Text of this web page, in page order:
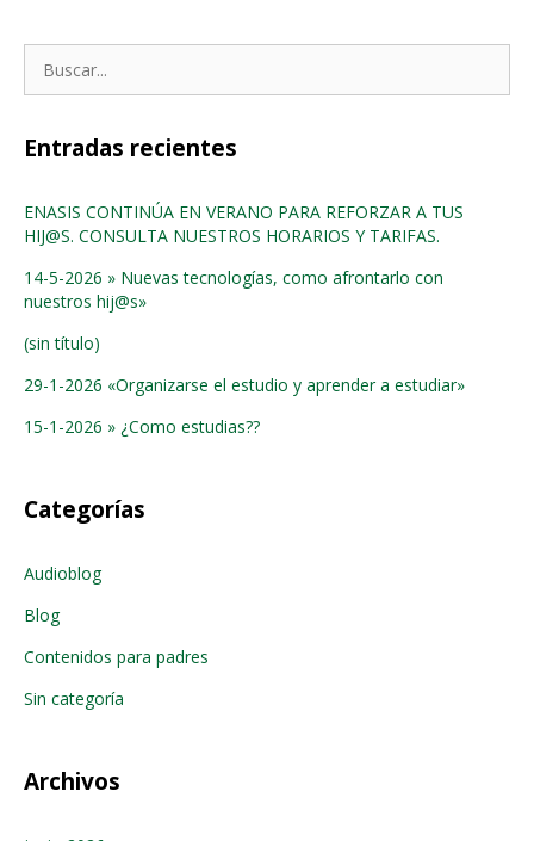
Entradas recientes
ENASIS CONTINÚA EN VERANO PARA REFORZAR A TUS
HIJ@S. CONSULTA NUESTROS HORARIOS Y TARIFAS.
14-5-2026 » Nuevas tecnologías, como afrontarlo con
nuestros hij@s»
(sin título)
29-1-2026 «Organizarse el estudio y aprender a estudiar»
15-1-2026 » ¿Como estudias??
Categorías
Audioblog
Blog
Contenidos para padres
Sin categoría
Archivos